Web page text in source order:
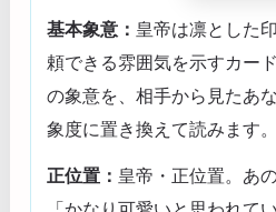
基本象意： 皇帝は凛とした
頼できる雰囲気を示すカー
の象意を、相手から見たあ
象度に置き換えて読みます。
正位置： 皇帝・正位置。あ